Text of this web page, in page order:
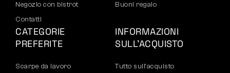
Negozio con bistrot
Contatti
Buoni regalo
CATEGORIE
PREFERITE
Scarpe da lavoro
INFORMAZIONI
SULL’ACQUISTO
Tutto sull’acquisto